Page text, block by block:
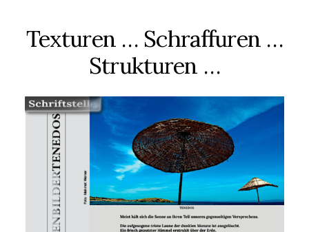
Texturen … Schraffuren …
Strukturen …